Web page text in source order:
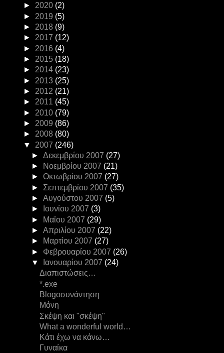
► 2020 (2)
► 2019 (5)
► 2018 (9)
► 2017 (12)
► 2016 (4)
► 2015 (18)
► 2014 (23)
► 2013 (25)
► 2012 (21)
► 2011 (45)
► 2010 (79)
► 2009 (86)
► 2008 (80)
▼ 2007 (246)
► Δεκεμβρίου 2007 (27)
►
Νοεμβρίου 2007 (21)
► Οκτωβρίου 2007 (27)
► Σεπτεμβρίου 2007 (35)
► Αυγούστου 2007 (5)
►
Ιουνίου 2007 (3)
►
Μαΐου 2007 (29)
► Απριλίου 2007 (22)
►
Μαρτίου 2007 (27)
► Φεβρουαρίου 2007 (26)
▼
Ιανουαρίου 2007 (24)
Διαπιστώσεις…
*.exe
Blogοσυνάντηση
Μόνη
Σκέψη και "σκέψη"
What a wonderful world…
Κάτι έχω να κάνω…
Γυναίκα